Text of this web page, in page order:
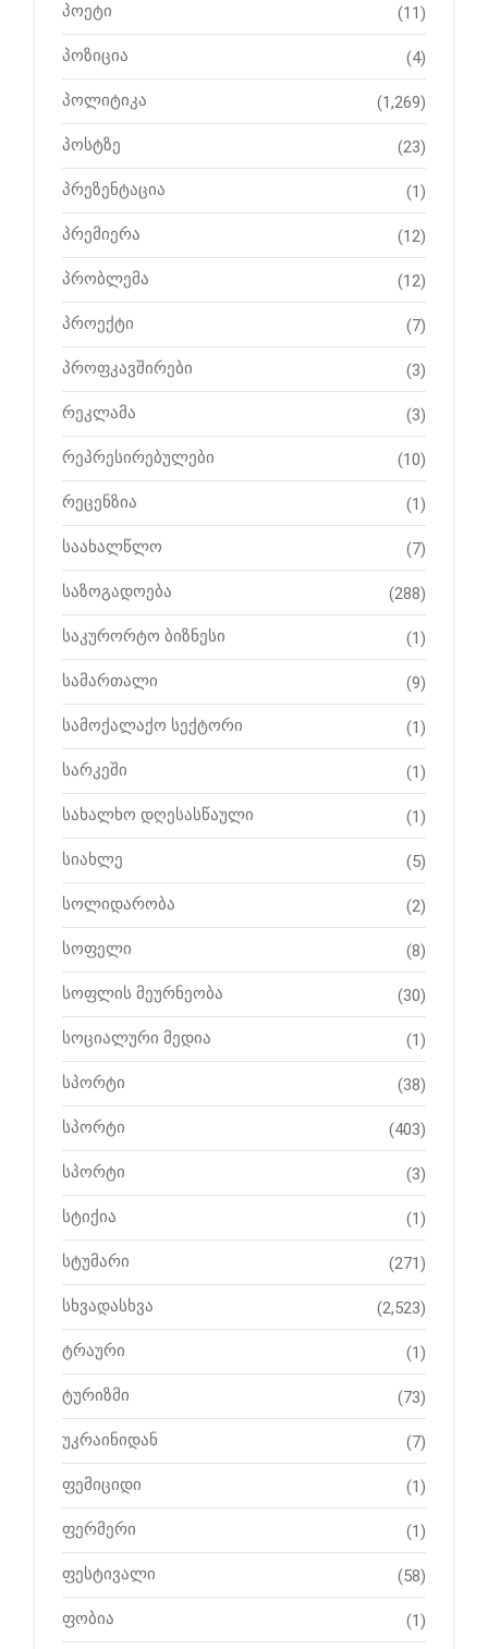
პოეტი (11)
პოზიცია (4)
პოლიტიკა (1,269)
პოსტზე (23)
პრეზენტაცია (1)
პრემიერა (12)
პრობლემა (12)
პროექტი (7)
პროფკავშირები (3)
რეკლამა (3)
რეპრესირებულები (10)
რეცენზია (1)
საახალწლო (7)
საზოგადოება (288)
საკურორტო ბიზნესი (1)
სამართალი (9)
სამოქალაქო სექტორი (1)
სარკეში (1)
სახალხო დღესასწაული (1)
სიახლე (5)
სოლიდარობა (2)
სოფელი (8)
სოფლის მეურნეობა (30)
სოციალური მედია (1)
სპორტი (38)
სპორტი (403)
სპორტი (3)
სტიქია (1)
სტუმარი (271)
სხვადასხვა (2,523)
ტრაური (1)
ტურიზმი (73)
უკრაინიდან (7)
ფემიციდი (1)
ფერმერი (1)
ფესტივალი (58)
ფობია (1)